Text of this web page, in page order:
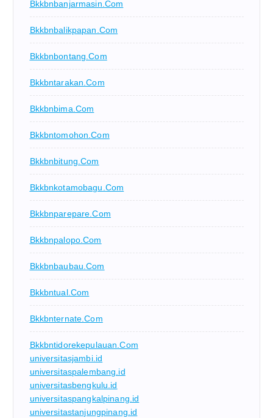
Bkkbnbanjarmasin.com
Bkkbnbalikpapan.com
Bkkbnbontang.com
Bkkbntarakan.com
Bkkbnbima.com
Bkkbntomohon.com
Bkkbnbitung.com
Bkkbnkotamobagu.com
Bkkbnparepare.com
Bkkbnpalopo.com
Bkkbnbaubau.com
Bkkbntual.com
Bkkbnternate.com
Bkkbntidorekepulauan.com
universitasjambi.id
universitaspalembang.id
universitasbengkulu.id
universitaspangkalpinang.id
universitastanjungpinang.id